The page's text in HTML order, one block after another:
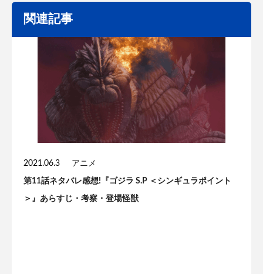
関連記事
2021.06.3 アニメ
第11話ネタバレ感想!『ゴジラ S.P ＜シンギュラポイント
＞』あらすじ・考察・登場怪獣